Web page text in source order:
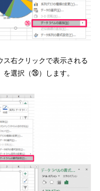
ス右クリックで表示される
を選択（㉖） します。